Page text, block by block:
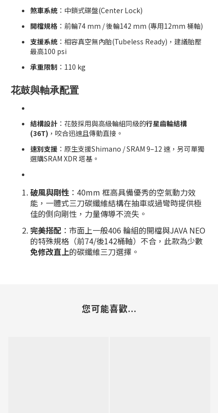
煞車系統 ：中鎖式碟盤(Center Lock)
開檔規格 ：前輪74 mm / 後輪142 mm (專用12mm 桶軸)
支援系統 ：相容真空無內胎(Tubeless Ready)，建議胎壓
最高100 psi
承重限制 ：110 kg
花鼓與軸承配置
結構設計 ：花鼓採用與高級輪組同級的行星齒輪結構
(36T) ，咬合迅速且傳動直接。
速別支援 ：原生支援Shimano / SRAM 9–12 速，另可單獨
選購SRAM XDR 塔基。
破風與剛性 ：40mm 框高具備優秀的空氣動力效
能，一體式三刀碳纖維結構在抽車或過彎時提供極
佳的側向剛性，力量傳導不流失。
完美搭配 ：市面上一般406 輪組的開檔與JAVA NEO
的特殊規格（前74/後142桶軸）不合，此款為少數
免修改直上的碳纖維三刀選擇。
您可能喜歡...